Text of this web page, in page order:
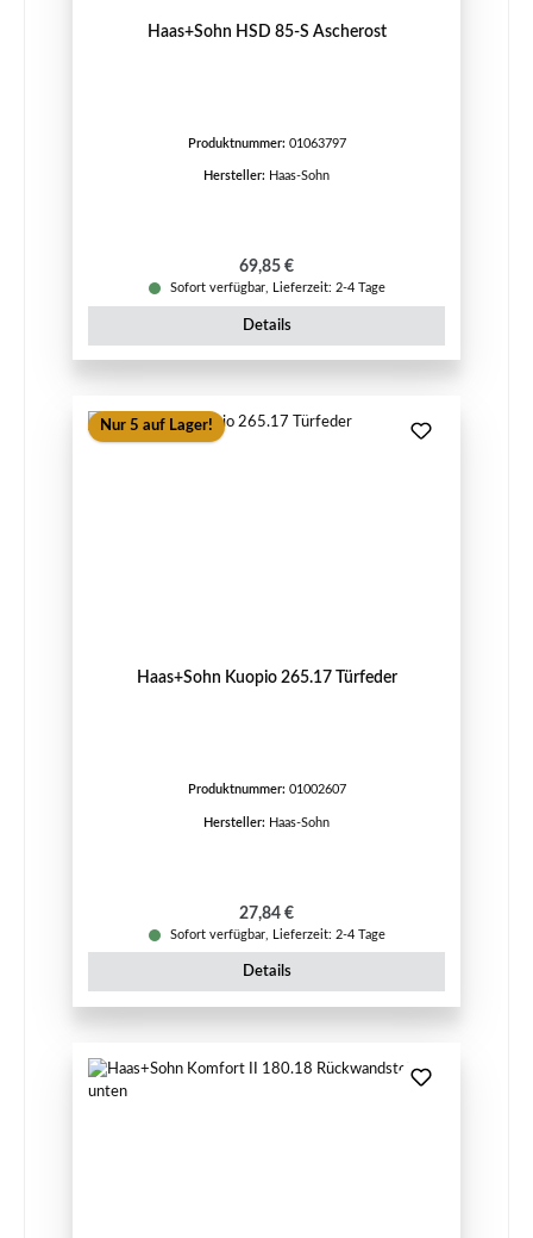
Haas+Sohn HSD 85-S Ascherost
Produktnummer: 01063797
Hersteller: Haas-Sohn
Regulärer Preis:
69,85 €
Sofort verfügbar, Lieferzeit: 2-4 Tage
Details
Nur 5 auf Lager!
Haas+Sohn Kuopio 265.17 Türfeder
Produktnummer: 01002607
Hersteller: Haas-Sohn
Regulärer Preis:
27,84 €
Sofort verfügbar, Lieferzeit: 2-4 Tage
Details